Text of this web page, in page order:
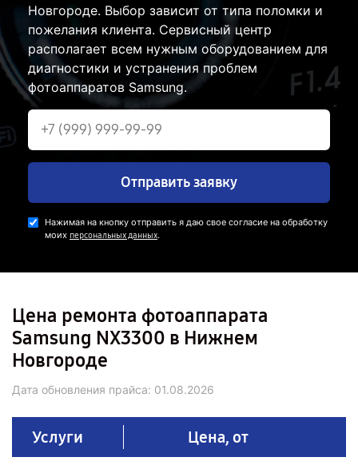
Новгороде. Выбор зависит от типа поломки и
пожелания клиента. Сервисный центр
располагает всем нужным оборудованием для
диагностики и устранения проблем
фотоаппаратов Samsung.
Отправить заявку
Нажимая на кнопку отправить я даю свое согласие на обработку
моих персональных данных.
Цена ремонта фотоаппарата
Samsung NX3300 в Нижнем
Новгороде
Дата обновления прайса: 01.08.2026
Услуги Цена, от